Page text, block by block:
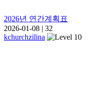
2026년 연간계획표
2026-01-08 | 32
kchurchzilina